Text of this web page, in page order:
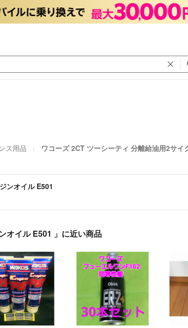
ス用品 ワコーズ 2CT ツーシーティ 分離給油用2サイ
ンオイル E501
オイル E501 」に近い商品